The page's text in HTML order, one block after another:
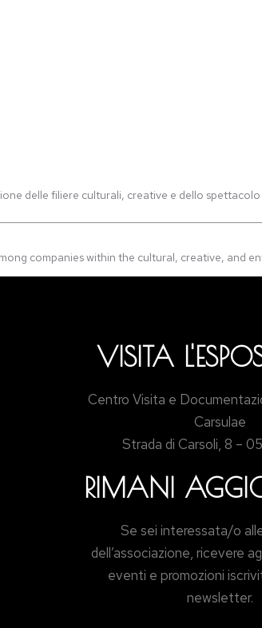
delle filiere culturali, creative e dello spettacolo
companies within the cultural, creative, and
VISITA
Centro Visita e
Carsulae
Strada di Carsoli, 8 –
RIMANI
Se sei interessata/o
dell’associazione, ricevere
eventi e promozioni
newsletter.